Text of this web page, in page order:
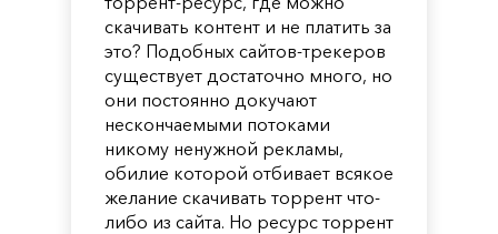
скачивать контент и не платить за
это? Подобных сайтов-трекеров
существует достаточно много, но
они постоянно докучают
нескончаемыми потоками
никому ненужной рекламы,
обилие которой отбивает всякое
желание скачивать торрент что-
либо из сайта. Но ресурс торрент